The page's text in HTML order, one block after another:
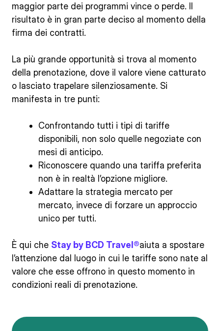
maggior parte dei programmi vince o perde. Il
risultato è in gran parte deciso al momento della
firma dei contratti.
La più grande opportunità si trova al momento
della prenotazione, dove il valore viene catturato
o lasciato trapelare silenziosamente. Si
manifesta in tre punti:
Confrontando tutti i tipi di tariffe
disponibili, non solo quelle negoziate con
mesi di anticipo.
Riconoscere quando una tariffa preferita
non è in realtà l’opzione migliore.
Adattare la strategia mercato per
mercato, invece di forzare un approccio
unico per tutti.
È qui che Stay by BCD Travel®aiuta a spostare
l’attenzione dal luogo in cui le tariffe sono nate al
valore che esse offrono in questo momento in
condizioni reali di prenotazione.